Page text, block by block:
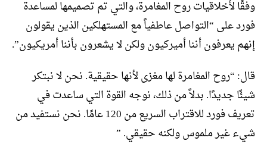
وفقًا لأخلاقيات روح المغامرة، والتي تم تصميمها لمساعدة
فورد على “التواصل عاطفياً مع المستهلكين الذين يقولون
إنهم يعرفون أننا أميركيون ولكن لا يشعرون بأننا أمريكيون”.
قال: “روح المغامرة لها مغزى لأنها حقيقية. نحن لا نبتكر
شيئًا جديدًا. بدلاً من ذلك، نوجه القوة التي ساعدت في
تعريف فورد للاقتراب السريع من 120 عامًا. نحن نستفيد من
شيء غير ملموس ولكنه حقيقي. ”